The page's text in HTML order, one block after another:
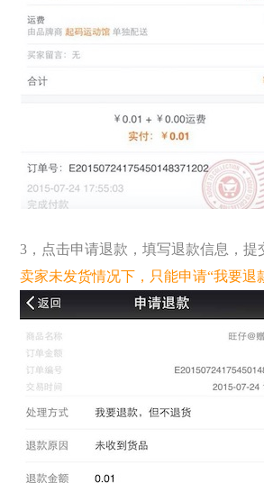
3，点击申请退款，填写退款信息，提
卖家未发货情况下，只能申请“我要退